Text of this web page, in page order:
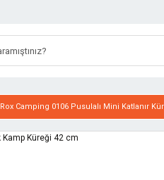
Rox Camping 0106 Pusulalı Mini Katlanır